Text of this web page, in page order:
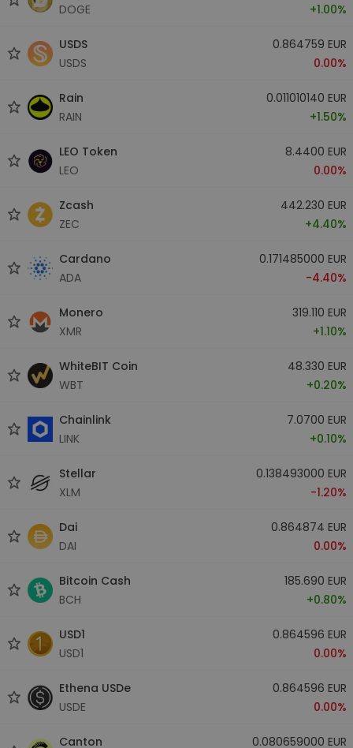
DOGE
+1.00%
USDS
USDS
0.864759 EUR
0.00%
Rain
RAIN
0.011010140 EUR
+1.50%
LEO Token
LEO
8.4400 EUR
0.00%
Zcash
ZEC
442.230 EUR
+4.40%
Cardano
ADA
0.171485000 EUR
-4.40%
Monero
XMR
319.110 EUR
+1.10%
WhiteBIT Coin
WBT
48.330 EUR
+0.20%
Chainlink
LINK
7.0700 EUR
+0.10%
Stellar
XLM
0.138493000 EUR
-1.20%
Dai
DAI
0.864874 EUR
0.00%
Bitcoin Cash
BCH
185.690 EUR
+0.80%
USD1
USD1
0.864596 EUR
0.00%
Ethena USDe
USDE
0.864596 EUR
0.00%
Canton
0.080659000 EUR